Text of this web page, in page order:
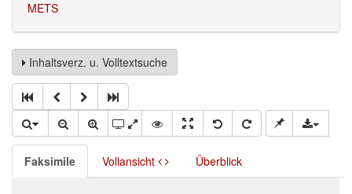
METS
Inhaltsverz. u. Volltextsuche
Faksimile Vollansicht Überblick